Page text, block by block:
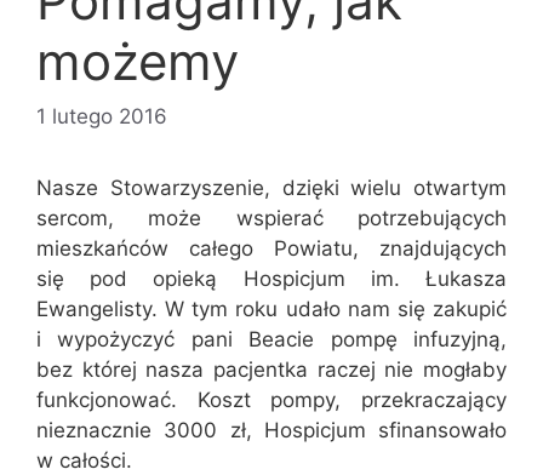
możemy
1 lutego 2016
Nasze Stowarzyszenie, dzięki wielu otwartym
sercom, może wspierać potrzebujących
mieszkańców całego Powiatu, znajdujących
się pod opieką Hospicjum im. Łukasza
Ewangelisty. W tym roku udało nam się zakupić
i wypożyczyć pani Beacie pompę infuzyjną,
bez której nasza pacjentka raczej nie mogłaby
funkcjonować. Koszt pompy, przekraczający
nieznacznie 3000 zł, Hospicjum sfinansowało
w całości.